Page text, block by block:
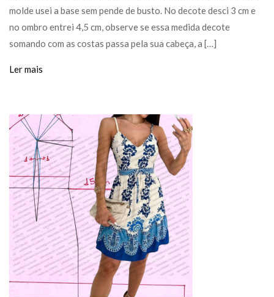
molde usei a base sem pende de busto. No decote desci 3 cm e
no ombro entrei 4,5 cm, observe se essa medida decote
somando com as costas passa pela sua cabeça, a […]
Ler mais